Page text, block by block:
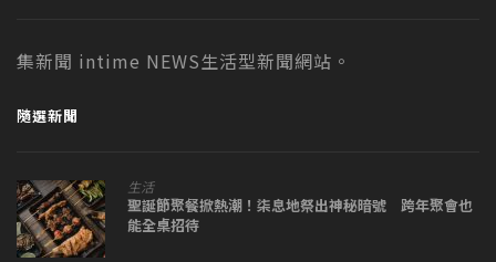
集新聞 intime NEWS生活型新聞網站。
隨選新聞
生活
聖誕節聚餐掀熱潮！柒息地祭出神秘暗號 跨年聚會也
能全桌招待